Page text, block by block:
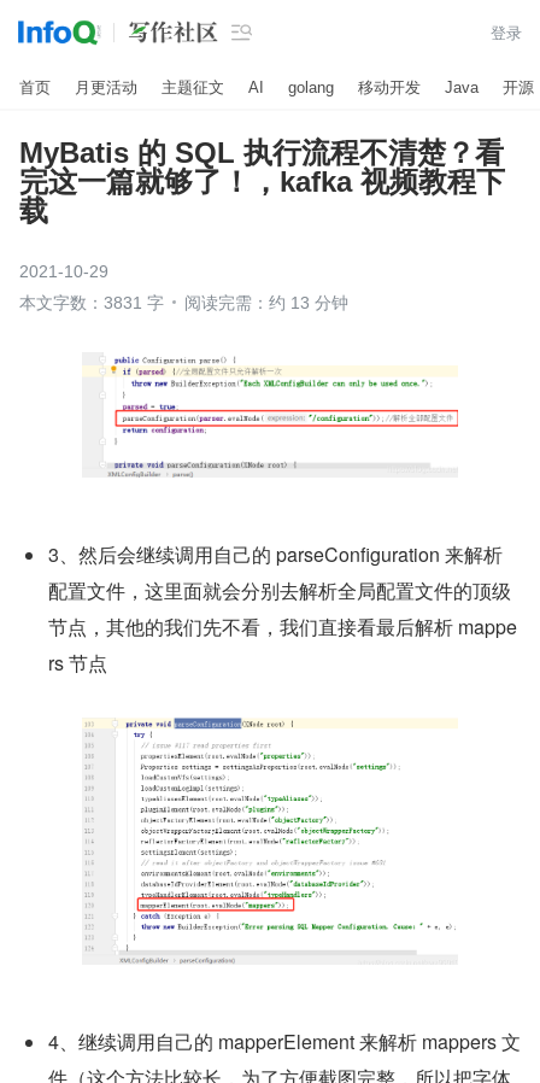
 登录
首页 月更活动 主题征文 AI golang 移动开发 Java 开源
MyBatis 的 SQL 执行流程不清楚？看
完这一篇就够了！，kafka 视频教程下
载
2021-10-29
本文字数：3831 字
阅读完需：约 13 分钟
3、然后会继续调用自己的 parseConfiguration 来解析
配置文件，这里面就会分别去解析全局配置文件的顶级
节点，其他的我们先不看，我们直接看最后解析 mappe
rs 节点
4、继续调用自己的 mapperElement 来解析 mappers 文